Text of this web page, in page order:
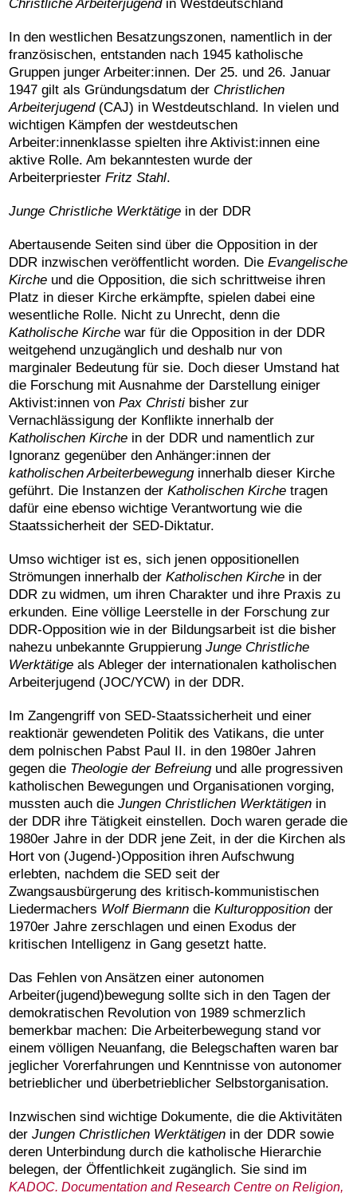
Christliche Arbeiterjugendin Westdeutschland
In den westlichen Besatzungszonen, namentlich in der
französischen, entstanden nach 1945 katholische
Gruppen junger Arbeiter:innen. Der 25. und 26. Januar
1947 gilt als Gründungsdatum der Christlichen
Arbeiterjugend(CAJ) in Westdeutschland. In vielen und
wichtigen Kämpfen der westdeutschen
Arbeiter:innenklasse spielten ihre Aktivist:innen eine
aktive Rolle. Am bekanntesten wurde der
ArbeiterpriesterFritz Stahl.
Junge Christliche Werktätige in der DDR
Abertausende Seiten sind über die Opposition in der
DDR inzwischen veröffentlicht worden. DieEvangelische
Kirche und die Opposition, die sich schrittweise ihren
Platz in dieser Kirche erkämpfte, spielen dabei eine
wesentliche Rolle. Nicht zu Unrecht, denn die
Katholische Kirchewar für die Opposition in der DDR
weitgehend unzugänglich und deshalb nur von
marginaler Bedeutung für sie. Doch dieser Umstand hat
die Forschung mit Ausnahme der Darstellung einiger
Aktivist:innen vonPax Christi bisher zur
Vernachlässigung der Konflikte innerhalb der
Katholischen Kirche in der DDR und namentlich zur
Ignoranz gegenüber den Anhänger:innen der
katholischen Arbeiterbewegunginnerhalb dieser Kirche
geführt. Die Instanzen derKatholischen Kirche tragen
dafür eine ebenso wichtige Verantwortung wie die
Staatssicherheit der SED-Diktatur.
Umso wichtiger ist es, sich jenen oppositionellen
Strömungen innerhalb derKatholischen Kirche in der
DDR zu widmen, um ihren Charakter und ihre Praxis zu
erkunden. Eine völlige Leerstelle in der Forschung zur
DDR-Opposition wie in der Bildungsarbeit ist die bisher
nahezu unbekannte GruppierungJunge Christliche
Werktätige als Ableger der internationalen katholischen
Arbeiterjugend (JOC/YCW) in der DDR.
Im Zangengriff von SED-Staatssicherheit und einer
reaktionär gewendeten Politik des Vatikans, die unter
dem polnischen Pabst Paul II. in den 1980er Jahren
gegen die Theologie der Befreiungund alle progressiven
katholischen Bewegungen und Organisationen vorging,
mussten auch dieJungen Christlichen Werktätigen in
der DDR ihre Tätigkeit einstellen. Doch waren gerade die
1980er Jahre in der DDR jene Zeit, in der die Kirchen als
Hort von (Jugend-)Opposition ihren Aufschwung
erlebten, nachdem die SED seit der
Zwangsausbürgerung des kritisch-kommunistischen
Liedermachers Wolf Biermann dieKulturopposition der
1970er Jahre zerschlagen und einen Exodus der
kritischen Intelligenz in Gang gesetzt hatte.
Das Fehlen von Ansätzen einer autonomen
Arbeiter(jugend)bewegung sollte sich in den Tagen der
demokratischen Revolution von 1989 schmerzlich
bemerkbar machen: Die Arbeiterbewegung stand vor
einem völligen Neuanfang, die Belegschaften waren bar
jeglicher Vorerfahrungen und Kenntnisse von autonomer
betrieblicher und überbetrieblicher Selbstorganisation.
Inzwischen sind wichtige Dokumente, die die Aktivitäten
derJungen Christlichen Werktätigen in der DDR sowie
deren Unterbindung durch die katholische Hierarchie
belegen, der Öffentlichkeit zugänglich. Sie sind im
KADOC. Documentation and Research Centre on Religion,